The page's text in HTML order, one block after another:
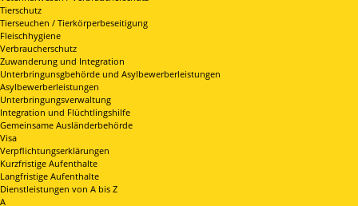
Tierschutz
Tierseuchen / Tierkörperbeseitigung
Fleischhygiene
Verbraucherschutz
Zuwanderung und Integration
Unterbringunsgbehörde und Asylbewerberleistungen
Asylbewerberleistungen
Unterbringungsverwaltung
Integration und Flüchtlingshilfe
Gemeinsame Ausländerbehörde
Visa
Verpflichtungserklärungen
Kurzfristige Aufenthalte
Langfristige Aufenthalte
Dienstleistungen von A bis Z
A